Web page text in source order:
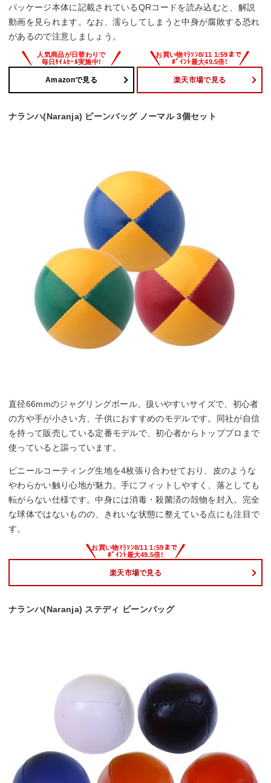
パッケージ本体に記載されているQRコードを読み込むと、解説
動画を見られます。なお、濡らしてしまうと中身が腐敗する恐れ
があるので注意しましょう。
Amazonで見る 楽天市場で見る
ナランハ(Naranja) ビーンバッグ ノーマル 3個セット
直径66mmのジャグリングボール。扱いやすいサイズで、初心者
の方や手が小さい方、子供におすすめのモデルです。同社が自信
を持って販売している定番モデルで、初心者からトッププロまで
使っていると謳っています。
ビニールコーティング生地を4枚張り合わせており、皮のような
やわらかい触り心地が魅力。手にフィットしやすく、落としても
転がらない仕様です。中身には消毒・殺菌済の殻物を封入。完全
な球体ではないものの、きれいな状態に整えている点にも注目で
す。
楽天市場で見る
ナランハ(Naranja) ステディ ビーンバッグ